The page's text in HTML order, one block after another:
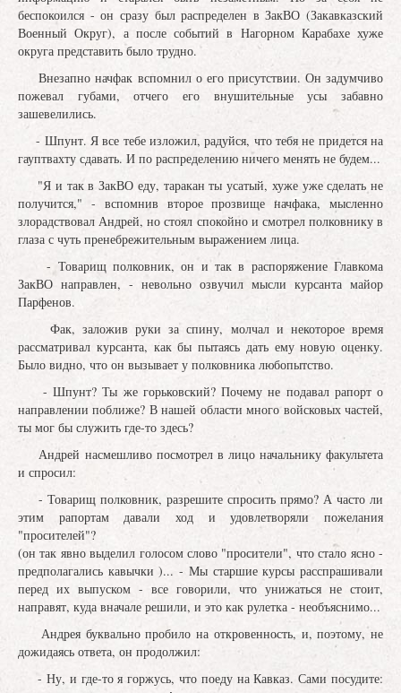
беспокоился - он сразу был распределен в ЗакВО (Закавказский
Военный Округ), а после событий в Нагорном Карабахе хуже
округа представить было трудно.
Внезапно начфак вспомнил о его присутствии. Он задумчиво
пожевал губами, отчего его внушительные усы забавно
зашевелились.
- Шпунт. Я все тебе изложил, радуйся, что тебя не придется на
гауптвахту сдавать. И по распределению ничего менять не будем...
"Я и так в ЗакВО еду, таракан ты усатый, хуже уже сделать не
получится," - вспомнив второе прозвище начфака, мысленно
злорадствовал Андрей, но стоял спокойно и смотрел полковнику в
глаза с чуть пренебрежительным выражением лица.
- Товарищ полковник, он и так в распоряжение Главкома
ЗакВО направлен, - невольно озвучил мысли курсанта майор
Парфенов.
Фак, заложив руки за спину, молчал и некоторое время
рассматривал курсанта, как бы пытаясь дать ему новую оценку.
Было видно, что он вызывает у полковника любопытство.
- Шпунт? Ты же горьковский? Почему не подавал рапорт о
направлении поближе? В нашей области много войсковых частей,
ты мог бы служить где-то здесь?
Андрей насмешливо посмотрел в лицо начальнику факультета
и спросил:
- Товарищ полковник, разрешите спросить прямо? А часто ли
этим рапортам давали ход и удовлетворяли пожелания
"просителей"?
(он так явно выделил голосом слово "просители", что стало ясно -
предполагались кавычки )... - Мы старшие курсы расспрашивали
перед их выпуском - все говорили, что унижаться не стоит,
направят, куда вначале решили, и это как рулетка - необъяснимо...
Андрея буквально пробило на откровенность, и, поэтому, не
дожидаясь ответа, он продолжил:
- Ну, и где-то я горжусь, что поеду на Кавказ. Сами посудите: